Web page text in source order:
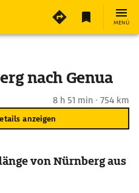
MENÜ
nach Genua
8 h 51 min · 754 km
anzeigen
von Nürnberg aus